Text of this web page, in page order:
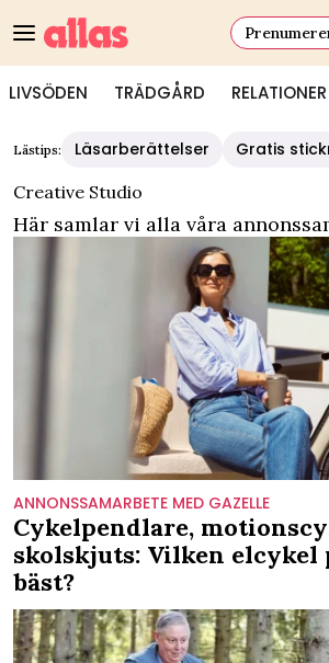
LIVSÖDEN TRÄDGÅRD RELATIONER
Allas - Creative Studio
Lästips: Läsarberättelser Gratis
Creative Studio
Här samlar vi alla våra
ANNONSSAMARBETE MED GAZELLE
Cykelpendlare,
skolskjuts: Vilken elcykel
bäst?